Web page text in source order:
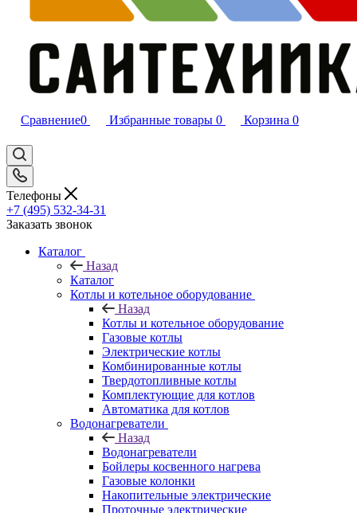
Сравнение0 Избранные товары 0 Корзина 0
Телефоны
+7 (495) 532‑34‑31
Заказать звонок
Каталог
Назад
Каталог
Котлы и котельное оборудование
Назад
Котлы и котельное оборудование
Газовые котлы
Электрические котлы
Комбинированные котлы
Твердотопливные котлы
Комплектующие для котлов
Автоматика для котлов
Водонагреватели
Назад
Водонагреватели
Бойлеры косвенного нагрева
Газовые колонки
Накопительные электрические
Проточные электрические